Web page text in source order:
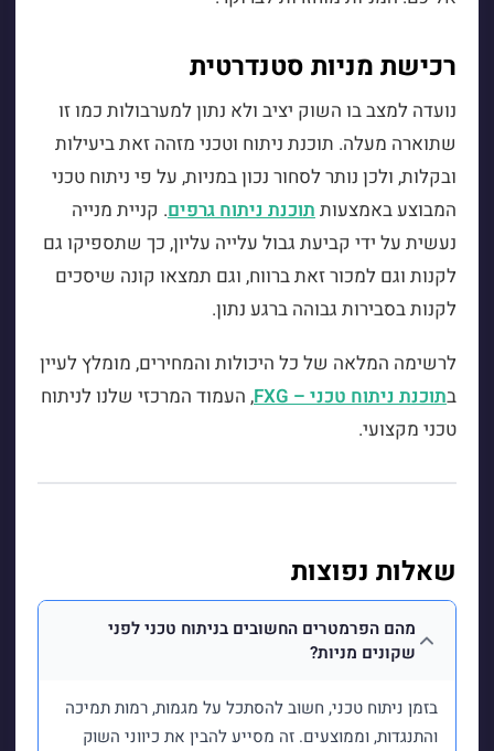
רכישת מניות סטנדרטית
נועדה למצב בו השוק יציב ולא נתון למערבולות כמו זו
שתוארה מעלה. תוכנת ניתוח וטכני מזהה זאת ביעילות
ובקלות, ולכן נותר לסחור נכון במניות, על פי ניתוח טכני
המבוצע באמצעותתוכנת ניתוח גרפים. קניית מנייה
נעשית על ידי קביעת גבול עלייה עליון, כך שתספיקו גם
לקנות וגם למכור זאת ברווח, וגם תמצאו קונה שיסכים
לקנות בסבירות גבוהה ברגע נתון.
לרשימה המלאה של כל היכולות והמחירים, מומלץ לעיין
בתוכנת ניתוח טכני – FXG
, העמוד המרכזי שלנו לניתוח
טכני מקצועי.
שאלות נפוצות
מהם הפרמטרים החשובים בניתוח טכני לפני
שקונים מניות?
בזמן ניתוח טכני, חשוב להסתכל על מגמות, רמות תמיכה
והתנגדות, וממוצעים. זה מסייע להבין את כיווני השוק